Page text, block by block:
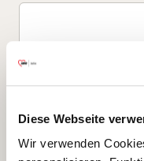
Diese Webseite
Wir verwenden
Ich bin damit
ausschließlich zum